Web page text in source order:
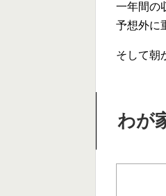
一年間の
予想外に
そして朝
わが